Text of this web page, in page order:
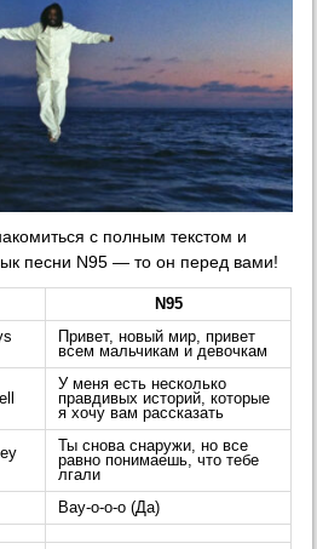
с полным текстом и
песни N95 — то он перед вами!
N95
Привет, новый мир, привет
всем мальчикам и девочкам
У меня есть несколько
правдивых историй, которые
я хочу вам рассказать
Ты снова снаружи, но все
равно понимаешь, что тебе
лгали
Вау-о-о-о (Да)